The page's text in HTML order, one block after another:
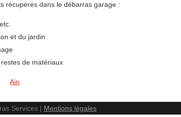
récupérés dans le débarras garage :
et du jardin
de matériaux
Ain
Services | Mentions légales